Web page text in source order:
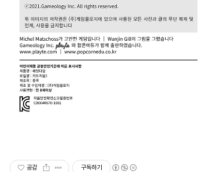
공감 구독하기